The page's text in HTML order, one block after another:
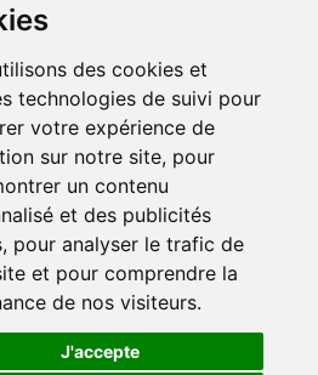
des cookies et
technologies de suivi pour
votre expérience de
sur notre site, pour
un contenu
et des publicités
pour analyser le trafic de
et pour comprendre la
de nos visiteurs.
J'accepte
Forum
PAIEMENT ACCEPTÉS
🍪